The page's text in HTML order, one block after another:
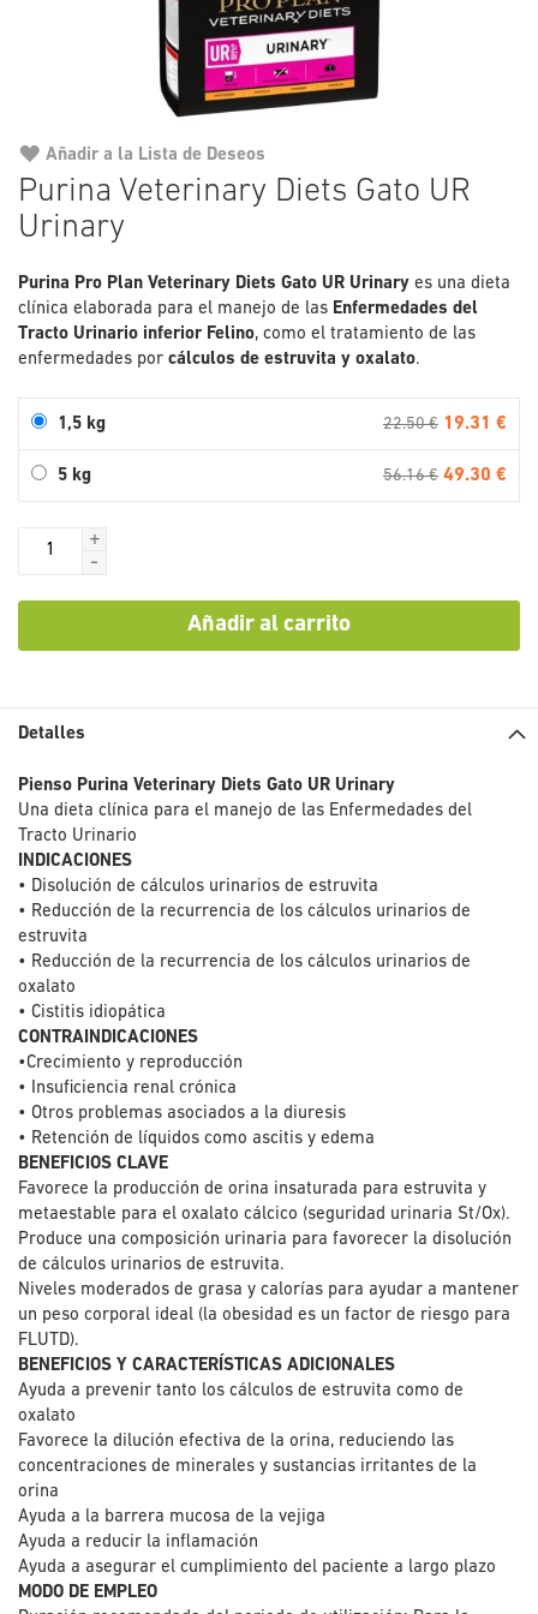
Purina Veterinary Diets Gato UR
Urinary
Purina Pro Plan Veterinary Diets Gato UR Urinary es una dieta
clínica elaborada para el manejo de las Enfermedades del
Tracto Urinario inferior Felino, como el tratamiento de las
enfermedades por cálculos de estruvita y oxalato.
1,5 kg 22.50 € 19.31 €
5 kg 56.16 € 49.30 €
+
-
Añadir al carrito
Añadir a la Lista de Deseos
al
la
galería
imágenes
Detalles
Pienso Purina Veterinary Diets Gato UR Urinary
Una dieta clínica para el manejo de las Enfermedades del
Tracto Urinario
INDICACIONES
• Disolución de cálculos urinarios de estruvita
• Reducción de la recurrencia de los cálculos urinarios de
estruvita
• Reducción de la recurrencia de los cálculos urinarios de
oxalato
• Cistitis idiopática
CONTRAINDICACIONES
•Crecimiento y reproducción
• Insuficiencia renal crónica
• Otros problemas asociados a la diuresis
• Retención de líquidos como ascitis y edema
BENEFICIOS CLAVE
Favorece la producción de orina insaturada para estruvita y
metaestable para el oxalato cálcico (seguridad urinaria St/Ox).
Produce una composición urinaria para favorecer la disolución
de cálculos urinarios de estruvita.
Niveles moderados de grasa y calorías para ayudar a mantener
un peso corporal ideal (la obesidad es un factor de riesgo para
FLUTD).
BENEFICIOS Y CARACTERÍSTICAS ADICIONALES
Ayuda a prevenir tanto los cálculos de estruvita como de
oxalato
Favorece la dilución efectiva de la orina, reduciendo las
concentraciones de minerales y sustancias irritantes de la
orina
Ayuda a la barrera mucosa de la vejiga
Ayuda a reducir la inflamación
Ayuda a asegurar el cumplimiento del paciente a largo plazo
MODO DE EMPLEO